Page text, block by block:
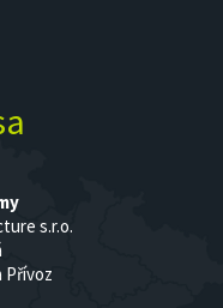
s.r.o.
Přívoz